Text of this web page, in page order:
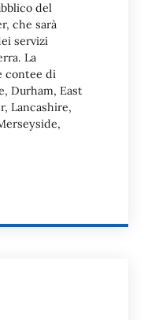
del
che sarà
servizi
La
contee di
Durham, East
Lancashire,